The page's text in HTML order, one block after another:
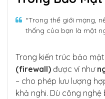
“Trong thế giới mạng,
thống của bạn là một
Trong kiến trúc bảo mật
(firewall) được ví như
– cho phép lưu lượng
khả nghi. Dù công